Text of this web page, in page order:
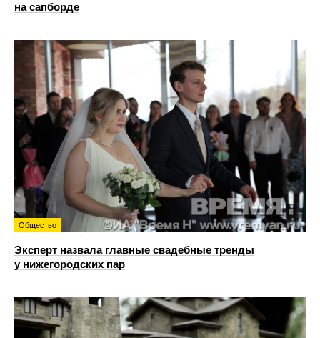
на сапборде
Общество
Эксперт назвала главные свадебные тренды
у нижегородских пар